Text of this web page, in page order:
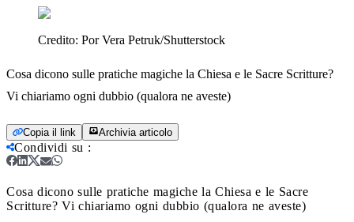
Credito: Por Vera Petruk/Shutterstock
Cosa dicono sulle pratiche magiche la Chiesa e le Sacre Scritture?
Vi chiariamo ogni dubbio (qualora ne aveste)
Copia il link Archivia articolo
Condividi su :
Cosa dicono sulle pratiche magiche la Chiesa e le Sacre
Scritture? Vi chiariamo ogni dubbio (qualora ne aveste)